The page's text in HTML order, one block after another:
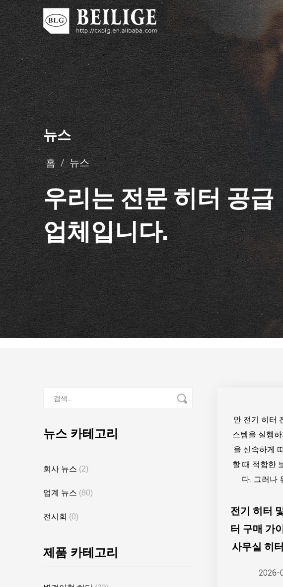
뉴스
홈 / 뉴스
우리는 전문 히터 공급
업체입니다.
뉴스 카테고리
회사 뉴스 (2)
업계 뉴스 (80)
전시회 (0)
제품 카테고리
안 전기 히터
스템을 실행
을 신속하게
할 때 적합한
다. 그러나
전기 히터
터 구매 가
사무실 히
2026-